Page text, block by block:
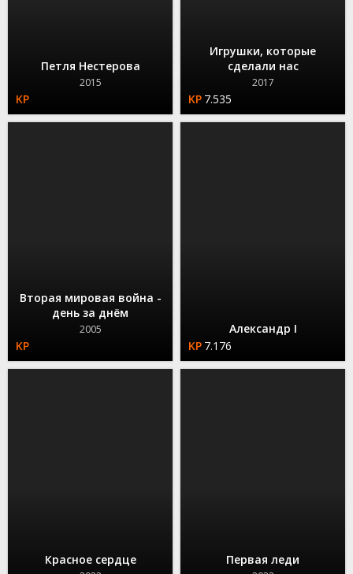
Петля Нестерова
2015
Игрушки, которые
сделали нас
2017
7.535
Вторая мировая война -
день за днём
2005
Александр I
7.176
Красное сердце Первая леди